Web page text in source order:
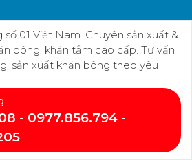
01 Việt Nam. Chuyên sản xuất &
bông, khăn tắm cao cấp. Tư vấn
sản xuất khăn bông theo yêu
- 0977.856.794 -